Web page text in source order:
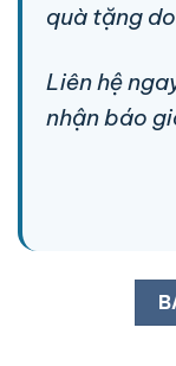
quà tặng
Liên hệ
nhận báo